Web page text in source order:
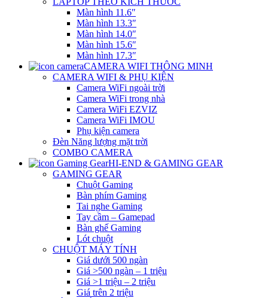
Màn hình 11.6″
Màn hình 13.3″
Màn hình 14.0″
Màn hình 15.6″
Màn hình 17.3″
CAMERA WIFI THÔNG MINH
CAMERA WIFI & PHỤ KIỆN
Camera WiFi ngoài trời
Camera WiFi trong nhà
Camera WiFi EZVIZ
Camera WiFi IMOU
Phụ kiện camera
Đèn Năng lượng mặt trời
COMBO CAMERA
HI-END & GAMING GEAR
GAMING GEAR
Chuột Gaming
Bàn phím Gaming
Tai nghe Gaming
Tay cầm – Gamepad
Bàn ghế Gaming
Lót chuột
CHUỘT MÁY TÍNH
Giá dưới 500 ngàn
Giá >500 ngàn – 1 triệu
Giá >1 triệu – 2 triệu
Giá trên 2 triệu